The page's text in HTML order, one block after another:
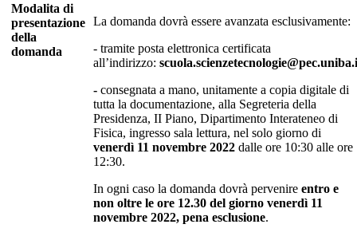
Modalita di
presentazione
della
domanda
La domanda dovrà essere avanzata esclusivamente:
- tramite posta elettronica certificata
all’indirizzo:
- consegnata a mano, unitamente a copia digitale di
tutta la documentazione, alla Segreteria della
Presidenza, II Piano, Dipartimento Interateneo di
Fisica, ingresso sala lettura, nel solo giorno di
venerdì 11 novembre 2022 dalle ore 10:30 alle ore
12:30.
In ogni caso la domanda dovrà pervenire entro e
non oltre le ore 12.30 del giorno venerdì 11
novembre 2022, pena esclusione.